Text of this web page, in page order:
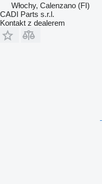
Włochy, Calenzano (FI)
CADI Parts s.r.l.
Kontakt z dealerem